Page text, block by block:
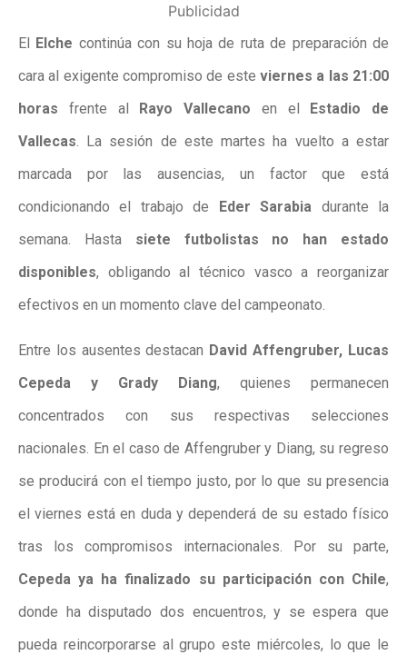
Publicidad
El Elche continúa con su hoja de ruta de preparación de
cara al exigente compromiso de este viernes a las 21:00
horas frente al Rayo Vallecano en el Estadio de
Vallecas. La sesión de este martes ha vuelto a estar
marcada por las ausencias, un factor que está
condicionando el trabajo de Eder Sarabia durante la
semana. Hasta siete futbolistas no han estado
disponibles, obligando al técnico vasco a reorganizar
efectivos en un momento clave del campeonato.
Entre los ausentes destacan David Affengruber, Lucas
Cepeda y Grady Diang, quienes permanecen
concentrados con sus respectivas selecciones
nacionales. En el caso de Affengruber y Diang, su regreso
se producirá con el tiempo justo, por lo que su presencia
el viernes está en duda y dependerá de su estado físico
tras los compromisos internacionales. Por su parte,
Cepeda ya ha finalizado su participación con Chile,
donde ha disputado dos encuentros, y se espera que
pueda reincorporarse al grupo este miércoles, lo que le